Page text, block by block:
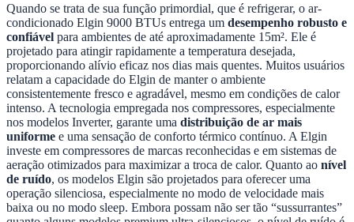
Quando se trata de sua função primordial, que é refrigerar, o ar-
condicionado Elgin 9000 BTUs entrega um desempenho robusto e
confiável para ambientes de até aproximadamente 15m². Ele é
projetado para atingir rapidamente a temperatura desejada,
proporcionando alívio eficaz nos dias mais quentes. Muitos usuários
relatam a capacidade do Elgin de manter o ambiente
consistentemente fresco e agradável, mesmo em condições de calor
intenso. A tecnologia empregada nos compressores, especialmente
nos modelos Inverter, garante uma distribuição de ar mais
uniforme e uma sensação de conforto térmico contínuo. A Elgin
investe em compressores de marcas reconhecidas e em sistemas de
aeração otimizados para maximizar a troca de calor. Quanto ao nível
de ruído, os modelos Elgin são projetados para oferecer uma
operação silenciosa, especialmente no modo de velocidade mais
baixa ou no modo sleep. Embora possam não ser tão “sussurrantes”